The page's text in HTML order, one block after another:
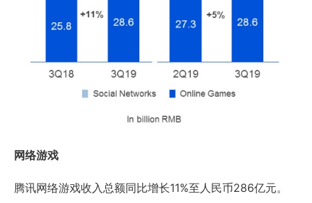
网络游戏
腾讯网络游戏收入总额同比增长11%至人民币286亿元。